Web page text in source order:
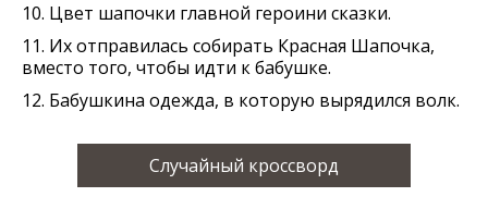
10. Цвет шапочки главной героини сказки.
11. Их отправилась собирать Красная Шапочка,
вместо того, чтобы идти к бабушке.
12. Бабушкина одежда, в которую вырядился волк.
Случайный кроссворд